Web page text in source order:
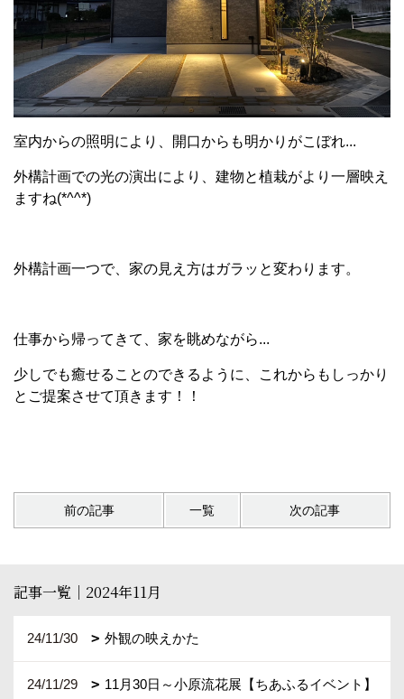
室内からの照明により、開口からも明かりがこぼれ...
外構計画での光の演出により、建物と植栽がより一層映え
ますね(*^^*)
外構計画一つで、家の見え方はガラッと変わります。
仕事から帰ってきて、家を眺めながら...
少しでも癒せることのできるように、これからもしっかり
とご提案させて頂きます！！
前の記事 一覧 次の記事
記事一覧｜2024年11月
24/11/30 外観の映えかた
24/11/29 11月30日～小原流花展【ちあふるイベント】